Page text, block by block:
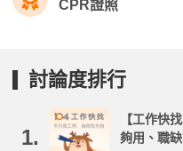
CPR證照
討論度排行
1.
【工作快
夠用、職